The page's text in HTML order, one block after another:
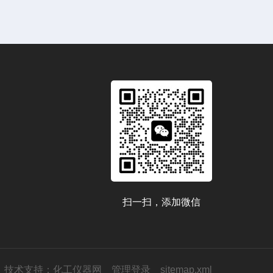
扫一扫，添加微信
技术支持： 化工仪器网 管理登录 sitemap.xml